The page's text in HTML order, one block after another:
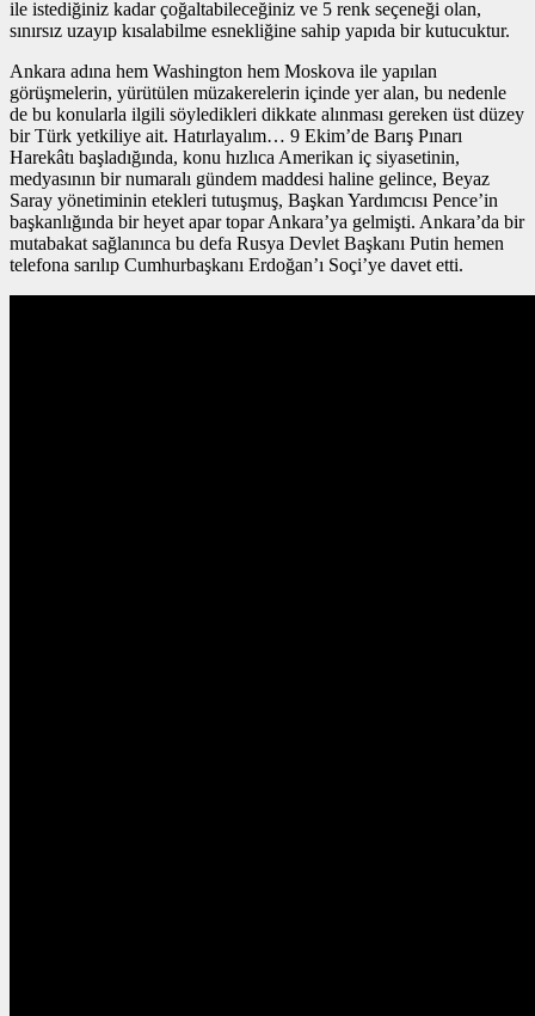
ile istediğiniz kadar çoğaltabileceğiniz ve 5 renk seçeneği olan,
sınırsız uzayıp kısalabilme esnekliğine sahip yapıda bir kutucuktur.
Ankara adına hem Washington hem Moskova ile yapılan
görüşmelerin, yürütülen müzakerelerin içinde yer alan, bu nedenle
de bu konularla ilgili söyledikleri dikkate alınması gereken üst düzey
bir Türk yetkiliye ait. Hatırlayalım… 9 Ekim’de Barış Pınarı
Harekâtı başladığında, konu hızlıca Amerikan iç siyasetinin,
medyasının bir numaralı gündem maddesi haline gelince, Beyaz
Saray yönetiminin etekleri tutuşmuş, Başkan Yardımcısı Pence’in
başkanlığında bir heyet apar topar Ankara’ya gelmişti. Ankara’da bir
mutabakat sağlanınca bu defa Rusya Devlet Başkanı Putin hemen
telefona sarılıp Cumhurbaşkanı Erdoğan’ı Soçi’ye davet etti.